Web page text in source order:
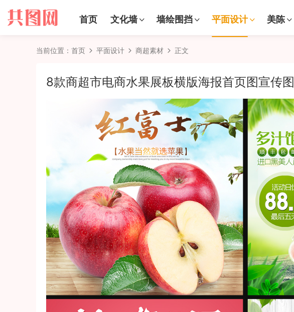
首页 文化墙 墙绘围挡 平面设计 美陈
当前位置： 首页 平面设计 商超素材 正文
8款商超市电商水果展板横版海报首页图宣传图